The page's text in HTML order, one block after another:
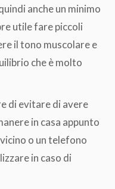
anche un minimo
utile fare piccoli
il tono muscolare e
che è molto
di evitare di avere
in casa appunto
o un telefono
in caso di